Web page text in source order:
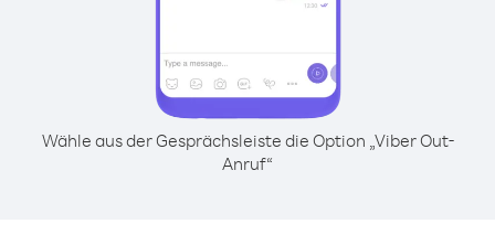
Wähle aus der Gesprächsleiste die Option „Viber Out-
Anruf“